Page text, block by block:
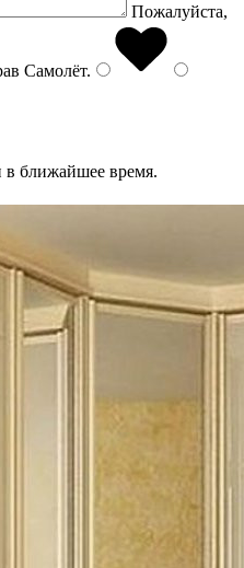
Пожалуйста,
Самолёт.
ближайшее время.